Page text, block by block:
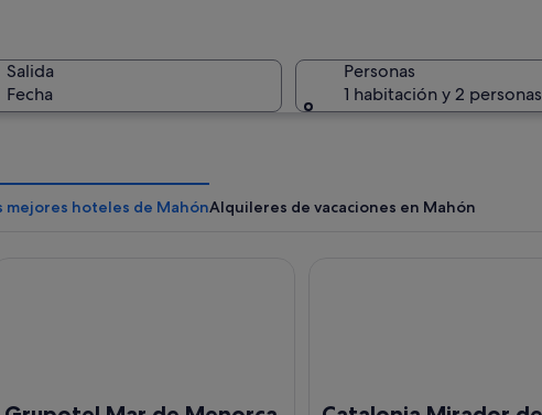
Salida
Fecha
Personas
1 habitación y 2 personas
mejores hoteles de MahónAlquileres de vacaciones en Mahón